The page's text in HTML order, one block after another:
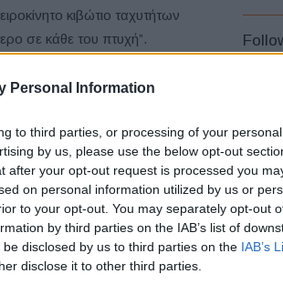
Personal Information
to third parties, or processing of your
by us, please use the below opt-out
after your opt-out request is processed you
on personal information utilized by us or
to your opt-out. You may separately opt-out
by third parties on the IAB’s list of
disclosed by us to third parties on the IAB’s
disclose it to other third parties.
κιβώτιο ταχυτήτων
σε κάθε του πτυχή”.
“Είμαστε απολύτως
Χάρη σε ένα συνδυασμό
αναβαθμίσεις
πανευρωπαϊκή
στην κορυφή της